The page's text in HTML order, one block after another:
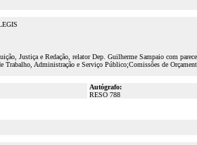
Justiça e Redação, relator Dep. Guilherme Sampaio com
Administração e Serviço Público;Comissões de
Autógrafo:
RESO 788